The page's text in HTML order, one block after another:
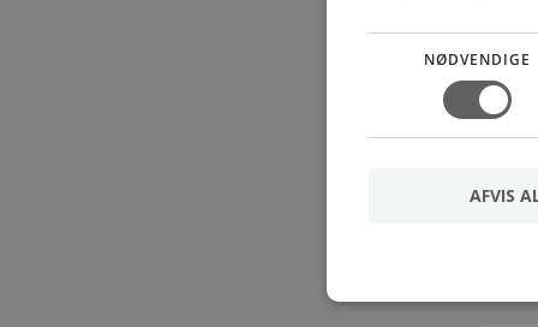
NØDVENDIGE
AFVIS